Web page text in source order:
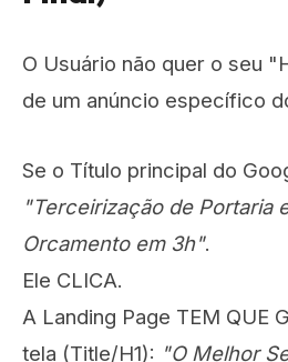
O Usuário não quer o seu
de um anúncio específico
Se o Título principal do
"Terceirização de Portaria
Orcamento em 3h".
Ele CLICA.
A Landing Page TEM QUE
tela (Title/H1): "O Melhor